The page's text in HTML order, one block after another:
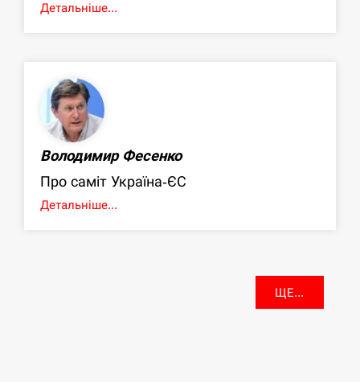
Детальніше...
Володимир Фесенко
Про саміт Україна-ЄС
Детальніше...
ЩЕ...